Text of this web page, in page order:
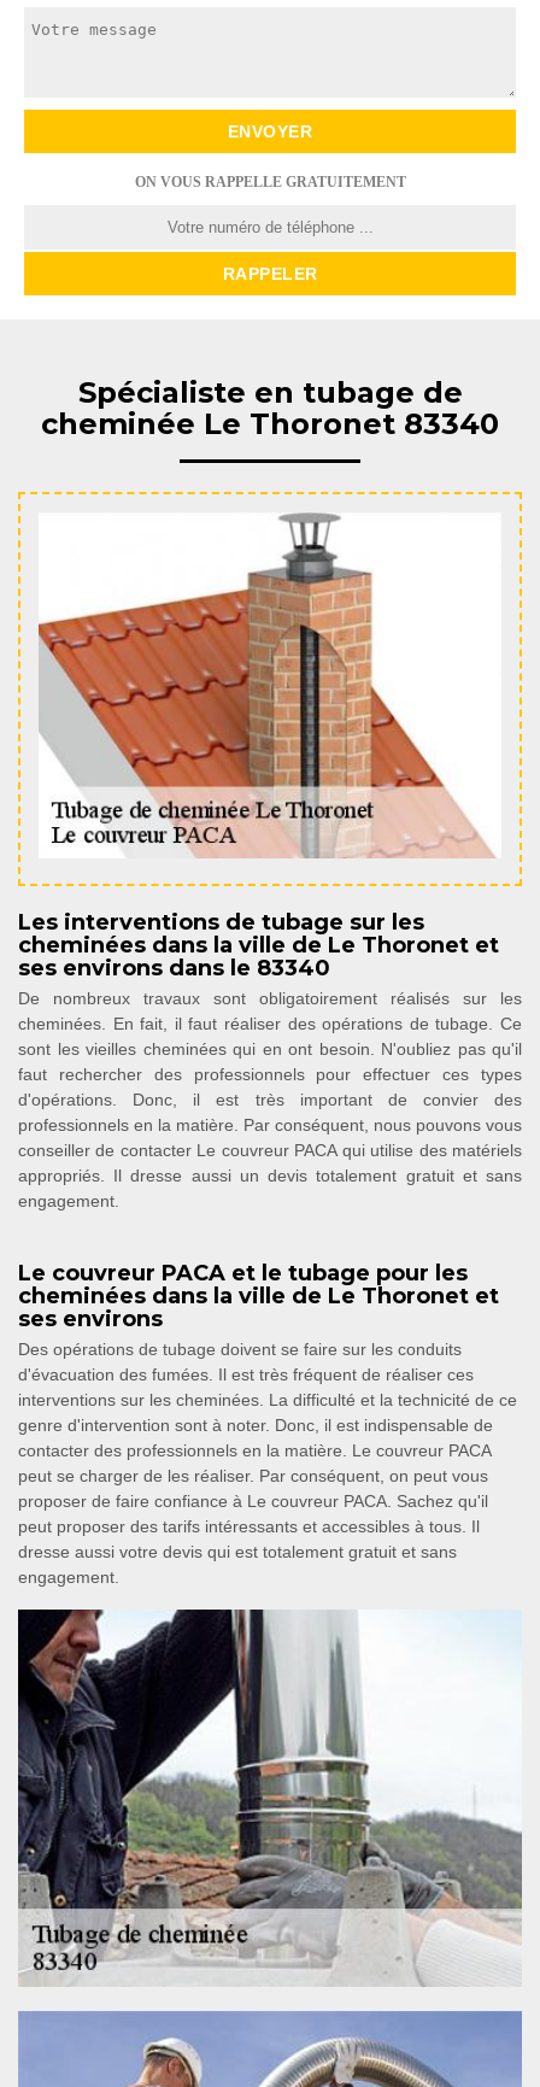
ON VOUS RAPPELLE GRATUITEMENT
Spécialiste en tubage de
cheminée Le Thoronet 83340
Les interventions de tubage sur les
cheminées dans la ville de Le Thoronet et
ses environs dans le 83340
De nombreux travaux sont obligatoirement réalisés sur les
cheminées. En fait, il faut réaliser des opérations de tubage. Ce
sont les vieilles cheminées qui en ont besoin. N'oubliez pas qu'il
faut rechercher des professionnels pour effectuer ces types
d'opérations. Donc, il est très important de convier des
professionnels en la matière. Par conséquent, nous pouvons vous
conseiller de contacter Le couvreur PACA qui utilise des matériels
appropriés. Il dresse aussi un devis totalement gratuit et sans
engagement.
Le couvreur PACA et le tubage pour les
cheminées dans la ville de Le Thoronet et
ses environs
Des opérations de tubage doivent se faire sur les conduits
d'évacuation des fumées. Il est très fréquent de réaliser ces
interventions sur les cheminées. La difficulté et la technicité de ce
genre d'intervention sont à noter. Donc, il est indispensable de
contacter des professionnels en la matière. Le couvreur PACA
peut se charger de les réaliser. Par conséquent, on peut vous
proposer de faire confiance à Le couvreur PACA. Sachez qu'il
peut proposer des tarifs intéressants et accessibles à tous. Il
dresse aussi votre devis qui est totalement gratuit et sans
engagement.